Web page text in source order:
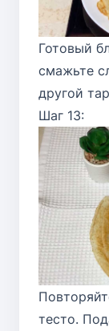
Готовый
смажьте
другой
Шаг 13:
тесто.